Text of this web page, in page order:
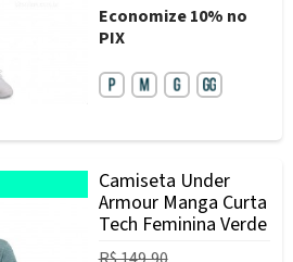
Economize10% no
PIX
Camiseta Under
Armour Manga Curta
Tech Feminina Verde